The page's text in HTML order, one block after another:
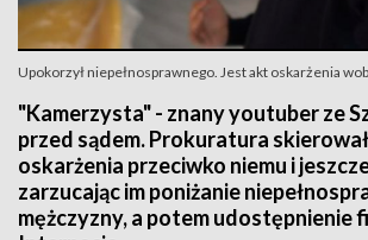
Upokorzył niepełnosprawnego. Jest akt oskarżenia
"Kamerzysta" - znany youtuber ze
przed sądem. Prokuratura
oskarżenia przeciwko niemu i
zarzucając im poniżanie
mężczyzny, a potem udostępnienie